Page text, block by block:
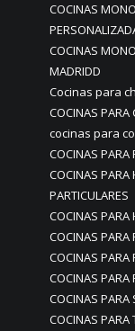
COCINAS
COCINAS
MADRIDD
Cocinas para
COCINAS PARA
cocinas para
COCINAS PARA
COCINAS PARA
PARTICULARES
COCINAS PARA
COCINAS PARA
COCINAS PARA
COCINAS PARA
COCINAS PARA
COCINAS PARA